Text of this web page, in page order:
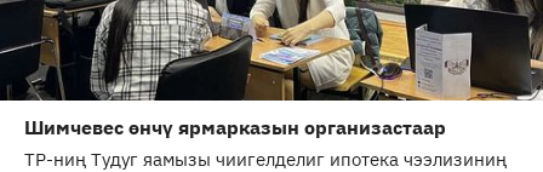
Шимчевес өнчү ярмарказын организастаар
ТР-ниң Тудуг яамызы чиигелделиг ипотека чээлизиниң